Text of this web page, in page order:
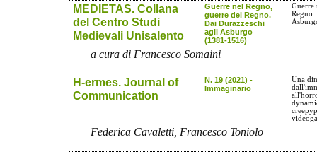
MEDIETAS. Collana
del Centro Studi
Medievali Unisalento
Guerre nel Regno,
guerre del Regno.
Dai Durazzeschi
agli Asburgo
(1381-1516)
Guerre
Regno.
a cura di Francesco Somaini
H-ermes. Journal of
Communication
N. 19 (2021) -
Immaginario
Una
Federica Cavaletti, Francesco Toniolo